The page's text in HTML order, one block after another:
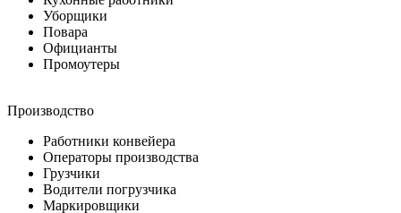
Уборщики
Повара
Официанты
Промоутеры
Производство
Работники конвейера
Операторы производства
Грузчики
Водители погрузчика
Маркировщики